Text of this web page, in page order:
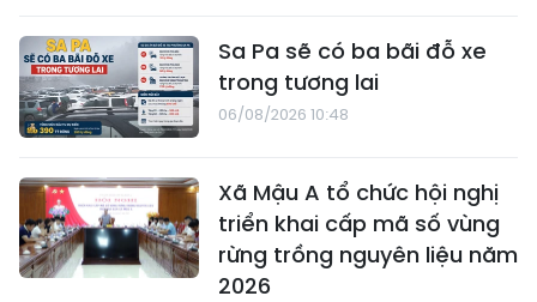
Sa Pa sẽ có ba bãi đỗ xe
trong tương lai
06/08/2026 10:48
Xã Mậu A tổ chức hội nghị
triển khai cấp mã số vùng
rừng trồng nguyên liệu năm
2026